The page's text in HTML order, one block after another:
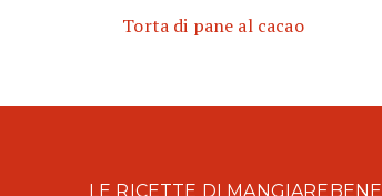
Torta di pane al cacao
LE RICETTE DI MANGIAREBENE